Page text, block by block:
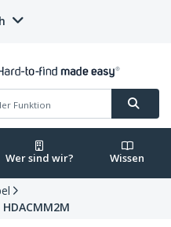
Wer sind wir? Wissen
HDACMM2M